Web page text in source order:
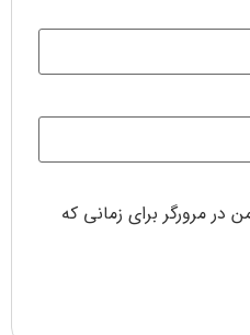
در مرورگر برای زمانی که